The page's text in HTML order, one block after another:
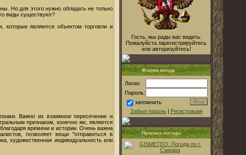
Но для этого нужно обладать не только
виды существуют?
которые являются объектом торговли и
Важно их взаимное пересечение и
признаком, конечно же, является
времени и истории. Очень важна
позволяет вещи "отправиться в
художественная индивидуальность или
Гость, мы рады вас видеть.
Пожалуйста зарегистрируйтесь
или авторизуйтесь!
Форма входа
Логин:
Пароль:
запомнить
Забыл пароль| Регистрация
Прогноз погоды